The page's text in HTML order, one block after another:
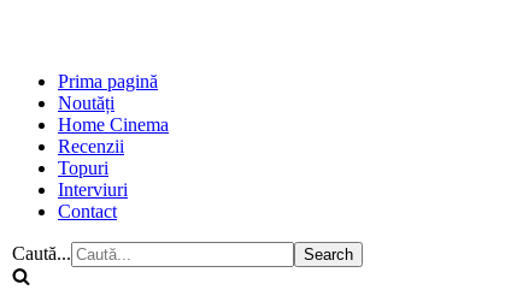
Prima pagină
Noutăți
Home Cinema
Recenzii
Topuri
Interviuri
Contact
Caută...